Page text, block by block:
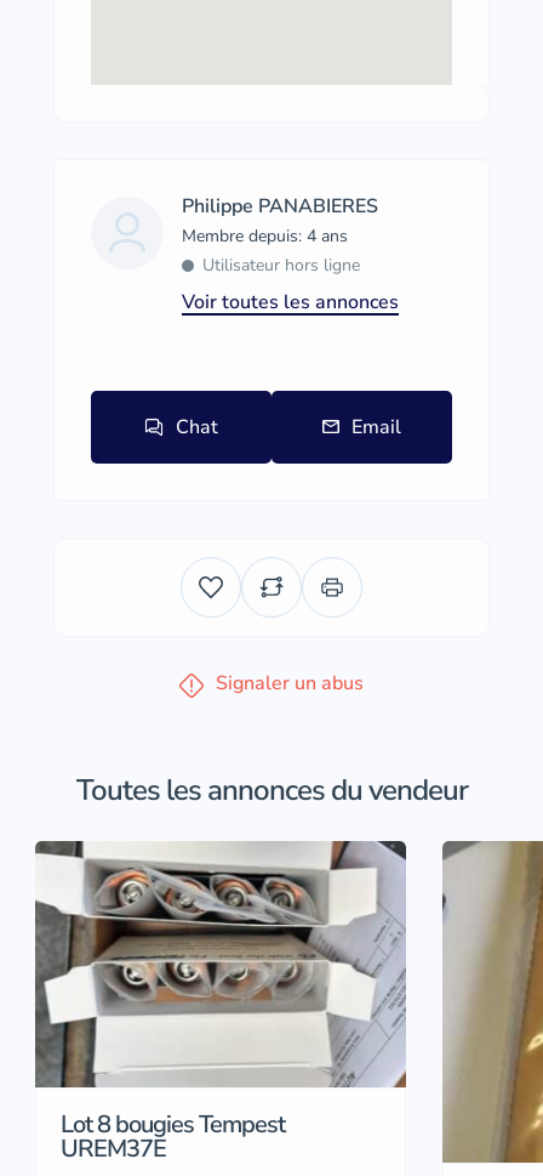
Philippe PANABIERES
Membre depuis: 4 ans
Utilisateur hors ligne
Voir toutes les annonces
Chat Email
Signaler un abus
Toutes les annonces du vendeur
Lot 8 bougies Tempest
UREM37E